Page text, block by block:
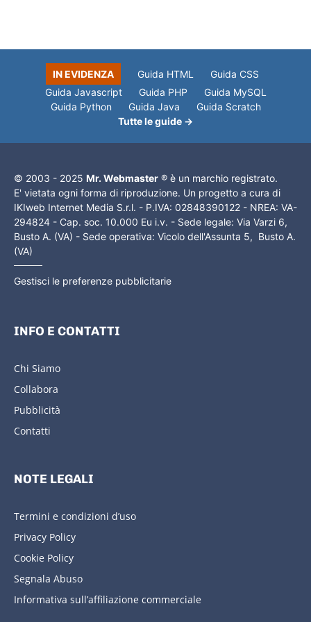
IN EVIDENZA Guida HTML
Guida CSS
Guida Javascript
Guida PHP
Guida MySQL
Guida Python
Guida Java
Guida Scratch
Tutte le guide →
© 2003 - 2025 Mr. Webmaster ® è un marchio registrato.
E' vietata ogni forma di riproduzione. Un progetto a cura di
IKIweb Internet Media S.r.l. - P.IVA: 02848390122 - NREA: VA-
294824 - Cap. soc. 10.000 Eu i.v. - Sede legale: Via Varzi 6,
Busto A. (VA) - Sede operativa: Vicolo dell'Assunta 5, Busto A.
(VA)
Gestisci le preferenze pubblicitarie
INFO E CONTATTI
Chi Siamo
Collabora
Pubblicità
Contatti
NOTE LEGALI
Termini e condizioni d’uso
Privacy Policy
Cookie Policy
Segnala Abuso
Informativa sull’affiliazione commerciale